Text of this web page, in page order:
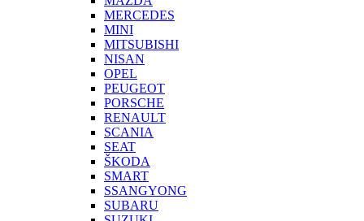
MERCEDES
MINI
MITSUBISHI
NISAN
OPEL
PEUGEOT
PORSCHE
RENAULT
SCANIA
SEAT
ŠKODA
SMART
SSANGYONG
SUBARU